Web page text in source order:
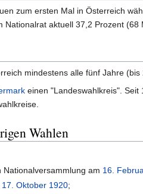
zum ersten Mal in Österreich
aktuell 37,2 Prozent
mindestens alle fünf Jahre
einen "Landeswahlkreis".
Wahlen
Nationalversammlung am 16.
17. Oktober 1920;